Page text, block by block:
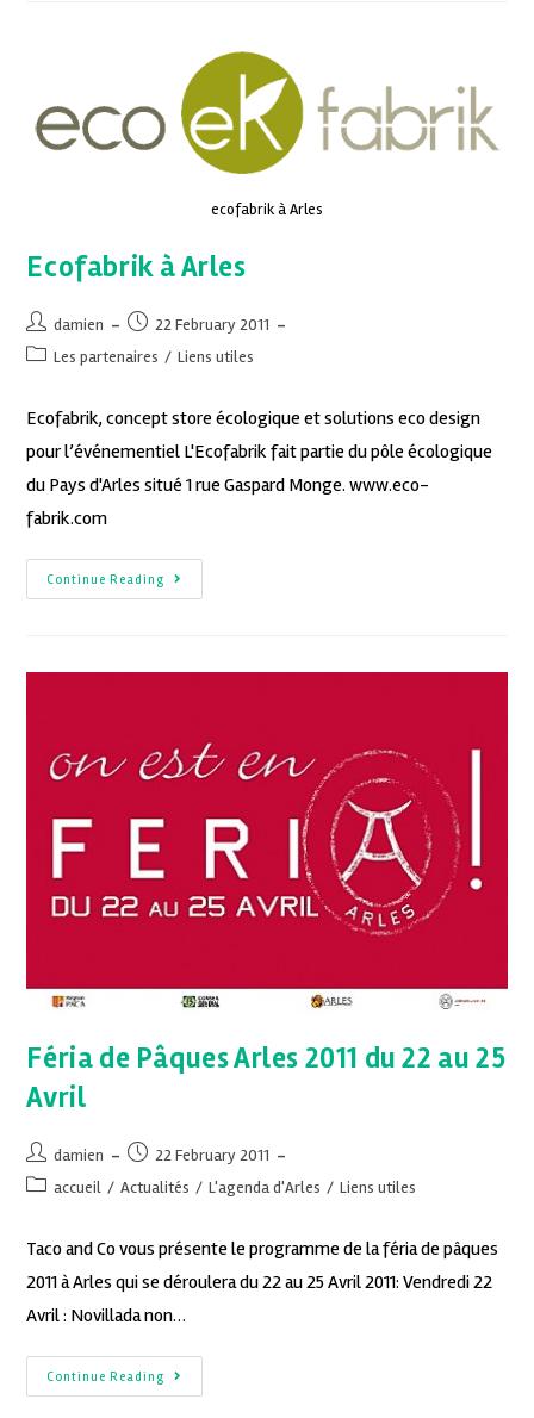
ecofabrik à Arles
Ecofabrik à Arles
damien
22 February 2011
Les partenaires / Liens utiles
Ecofabrik, concept store écologique et solutions eco design
pour l’événementiel L'Ecofabrik fait partie du pôle écologique
du Pays d'Arles situé 1 rue Gaspard Monge. www.eco-
fabrik.com
Continue Reading
Féria de Pâques Arles 2011 du 22 au 25
Avril
damien
22 February 2011
accueil / Actualités / L'agenda d'Arles / Liens utiles
Taco and Co vous présente le programme de la féria de pâques
2011 à Arles qui se déroulera du 22 au 25 Avril 2011: Vendredi 22
Avril : Novillada non…
Continue Reading